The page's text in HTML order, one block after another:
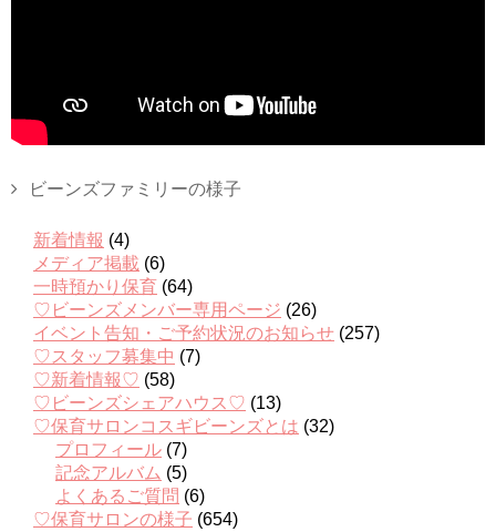
ビーンズファミリーの様子
新着情報 (4)
メディア掲載 (6)
一時預かり保育 (64)
♡ビーンズメンバー専用ページ (26)
イベント告知・ご予約状況のお知らせ (257)
♡スタッフ募集中 (7)
♡新着情報♡ (58)
♡ビーンズシェアハウス♡ (13)
♡保育サロンコスギビーンズとは (32)
プロフィール (7)
記念アルバム (5)
よくあるご質問 (6)
♡保育サロンの様子 (654)